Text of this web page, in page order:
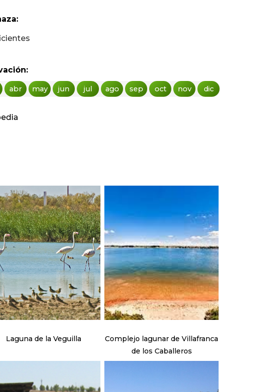
abr may jun jul ago sep oct nov dic
Laguna de la Veguilla
Complejo lagunar de Villafranca
de los Caballeros